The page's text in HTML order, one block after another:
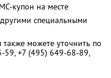
купон на месте
специальными
можете уточнить по
59,+7 (495) 649-68-89,